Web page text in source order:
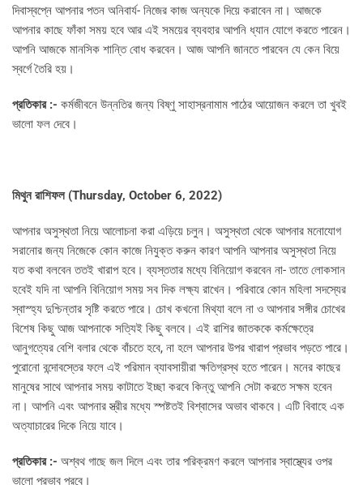
দিবাস্বপ্নে আপনার পতন অনিবার্য- নিজের কাজ অন্যকে দিয়ে করাবেন না। আজকে
আপনার কাছে ফাঁকা সময় হবে আর এই সময়ের ব্যবহার আপনি ধ্যান যোগে করতে পারেন।
আপনি আজকে মানসিক শান্তি বোধ করবেন। আজ আপনি জানতে পারবেন যে কেন বিয়ে
স্বর্গে তৈরি হয়।
প্রতিকার :- কর্মজীবনে উন্নতির জন্য বিষ্ণু সাহাস্রনামাম পাঠের আয়োজন করলে তা খুবই
ভালো ফল দেবে।
মিথুন রাশিফল (Thursday, October 6, 2022)
আপনার অসুস্থতা নিয়ে আলোচনা করা এড়িয়ে চলুন। অসুস্থতা থেকে আপনার মনোযোগ
সরানোর জন্য নিজেকে কোন কাজে নিযুক্ত করুন কারণ আপনি আপনার অসুস্থতা নিয়ে
যত কথা বলবেন ততই খারাপ হবে। ব্যস্ততার মধ্যে বিনিয়োগ করবেন না- তাতে লোকসান
হবেই যদি না আপনি বিনিয়োগ সময় সব দিক লক্ষ্য রাখেন। পরিবারে কোন মহিলা সদস্যের
স্বাস্হ্য দুশ্চিন্তার সৃষ্টি করতে পারে। চোখ কখনো মিথ্যা বলে না ও আপনার সঙ্গীর চোখের
বিশেষ কিছু আজ আপনাকে সত্যিই কিছু বলবে। এই রাশির জাতককে কর্মক্ষেত্রে
আনুগত্যের বেশি বলার থেকে বাঁচতে হবে, না হলে আপনার উপর খারাপ প্রভাব পড়তে পারে।
পুরোনো বন্দোবস্তের ফলে এই পরিমান ব্যাবসায়ীরা ক্ষতিগ্রস্থ হতে পারেন। মনের কাছের
মানুষের সাথে আপনার সময় কাটাতে ইচ্ছা করবে কিন্তু আপনি সেটা করতে সক্ষম হবেন
না। আপনি এবং আপনার স্ত্রীর মধ্যে স্পষ্টতই বিশ্বাসের অভাব থাকবে। এটি বিবাহে এক
অত্যাচারের দিকে নিয়ে যাবে।
প্রতিকার :- অশ্বথ গাছে জল দিলে এবং তার পরিক্রমণ করলে আপনার স্বাস্থ্যের ওপর
ভালো প্রভাব পরবে।